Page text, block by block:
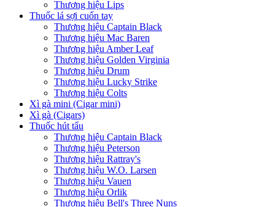
Thương hiệu Lips
Thuốc lá sợi cuốn tay
Thương hiệu Captain Black
Thương hiệu Mac Baren
Thương hiệu Amber Leaf
Thương hiệu Golden Virginia
Thương hiệu Drum
Thương hiệu Lucky Strike
Thương hiệu Colts
Xì gà mini (Cigar mini)
Xì gà (Cigars)
Thuốc hút tẩu
Thương hiệu Captain Black
Thương hiệu Peterson
Thương hiệu Rattray's
Thương hiệu W.O. Larsen
Thương hiệu Vauen
Thương hiệu Orlik
Thương hiệu Bell's Three Nuns